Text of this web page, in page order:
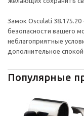
Замок Osculati
безопасности вашего
неблагоприятные
дополнительное
Популярные